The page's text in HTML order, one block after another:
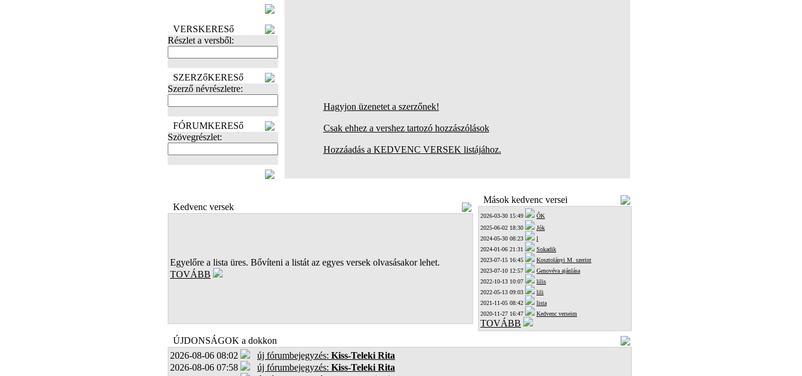
VERSKERESő
Részlet a versből:
SZERZőKERESő
Szerző névrészletre:
FÓRUMKERESő
Szövegrészlet:
Hagyjon üzenetet a szerzőnek!
Csak ehhez a vershez tartozó hozzászólások
Hozzáadás a KEDVENC VERSEK listájához.
Kedvenc versek
Egyelőre a lista üres. Bővíteni a listát az egyes versek olvasásakor lehet.
TOVÁBB
Mások kedvenc versei
2026-03-30 15:49
ŐK
2025-06-02 18:30
Jók
2024-05-30 08:23
l
2024-01-06 21:31
Sokadik
2023-07-15 16:45
Kosztolányi M. szerint
2023-07-10 12:57
Genovéva ajánlása
2022-10-13 10:07
lilis
2022-05-13 09:03
lili
2021-11-05 08:42
lista
2020-11-27 16:47
Kedvenc verseim
TOVÁBB
ÚJDONSÁGOK a dokkon
2026-08-06 08:02
új fórumbejegyzés: Kiss-Teleki Rita
2026-08-06 07:58
új fórumbejegyzés: Kiss-Teleki Rita